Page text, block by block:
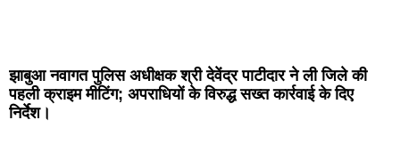
झाबुआ नवागत पुलिस अधीक्षक श्री देवेंद्र पाटीदार ने ली जिले की
पहली क्राइम मीटिंग; अपराधियों के विरुद्ध सख्त कार्रवाई के दिए
निर्देश।